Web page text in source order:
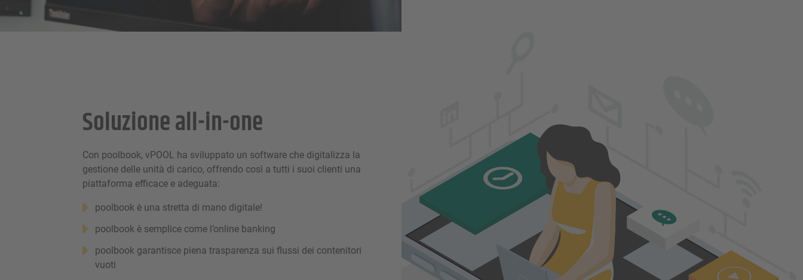
Soluzione all-in-one
Con poolbook, vPOOL ha sviluppato un software che digitalizza la
gestione delle unità di carico, offrendo così a tutti i suoi clienti una
piattaforma efficace e adeguata:
poolbook è una stretta di mano digitale!
poolbook è semplice come l’online banking
poolbook garantisce piena trasparenza sui flussi dei contenitori
vuoti